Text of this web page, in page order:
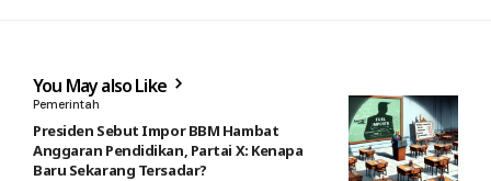
You May also Like
Pemerintah
Presiden Sebut Impor BBM Hambat
Anggaran Pendidikan, Partai X: Kenapa
Baru Sekarang Tersadar?